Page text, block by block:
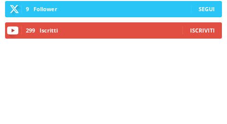
9 Follower SEGUI
299 Iscritti ISCRIVITI